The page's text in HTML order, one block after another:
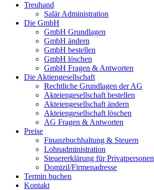
Treuhand
Salär Administration
Die GmbH
GmbH Grundlagen
GmbH ändern
GmbH bestellen
GmbH löschen
GmbH Fragen & Antworten
Die Aktiengesellschaft
Rechtliche Grundlagen der AG
Akteiengesellschaft bestellen
Akteiengesellschaft ändern
Akteiengesellschaft löschen
AG Fragen & Antworten
Preise
Finanzbuchhaltung & Steuern
Lohnadministration
Steuererklärung für Privatpersonen
Domizil/Firmenadresse
Termin buchen
Kontakt